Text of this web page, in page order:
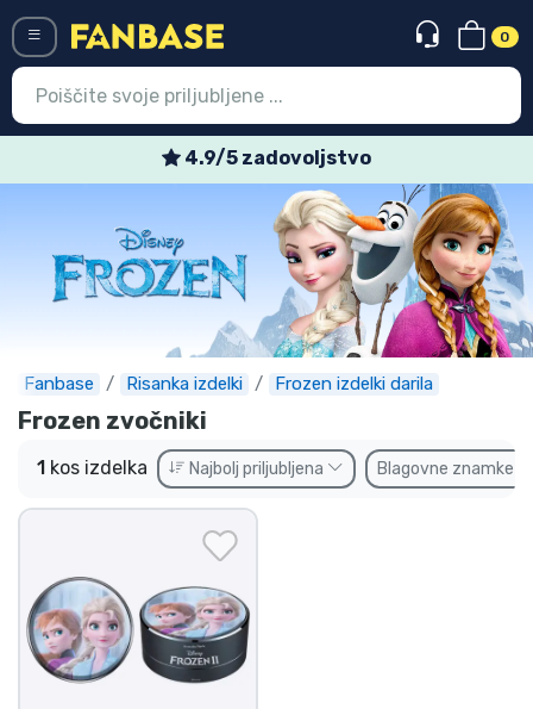
0
4.9/5 zadovoljstvo
Fanbase Risanka izdelki Frozen izdelki darila
Frozen zvočniki
1 kos izdelka Najbolj priljubljena Blagovne znamke
Registracija
Najnovejsi izdelki
Ekspresna dostava
Prednaročila
Outlet izdelki
Dostava in plačilo
Tv serijske izdelki
Filmske izdelki